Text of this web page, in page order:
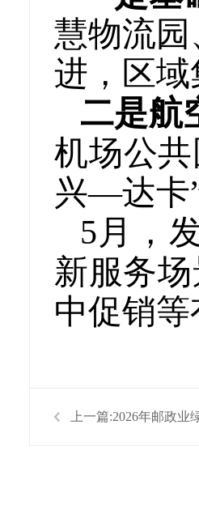
慧物流
进，区
二是航
机场公
兴—达卡
5月，
新服务
中促销
上一篇:2026年邮政业